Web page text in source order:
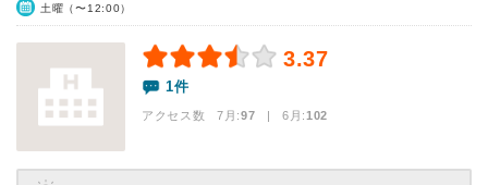
土曜（〜12:00）
3.37
1件
アクセス数 7月:97 | 6月:102